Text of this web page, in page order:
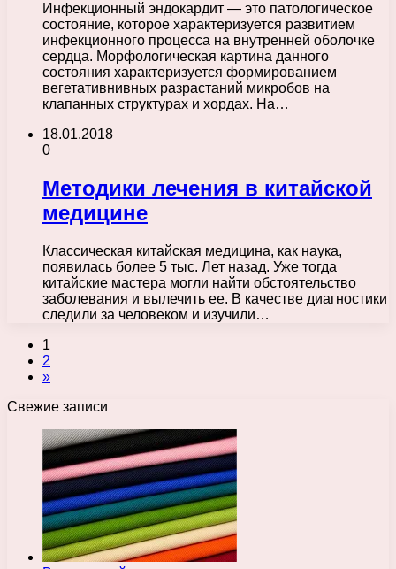
Инфекционный эндокардит — это патологическое
состояние, которое характеризуется развитием
инфекционного процесса на внутренней оболочке
сердца. Морфологическая картина данного
состояния характеризуется формированием
вегетативнивных разрастаний микробов на
клапанных структурах и хордах. На…
18.01.2018
0
Методики лечения в китайской
медицине
Классическая китайская медицина, как наука,
появилась более 5 тыс. Лет назад. Уже тогда
китайские мастера могли найти обстоятельство
заболевания и вылечить ее. В качестве диагностики
следили за человеком и изучили…
1
2
»
Свежие записи